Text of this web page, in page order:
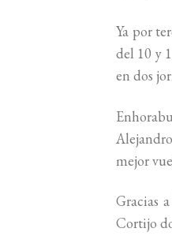
Ya por
del 10 y
en dos
mejor
Gracias
Cortijo